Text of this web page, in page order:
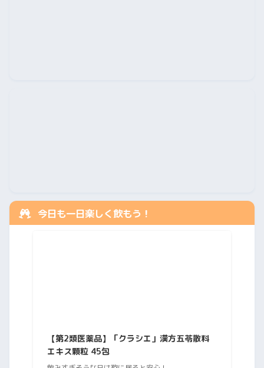
今日も一日楽しく飲もう！
【第2類医薬品】「クラシエ」漢方五苓散料
エキス顆粒 45包